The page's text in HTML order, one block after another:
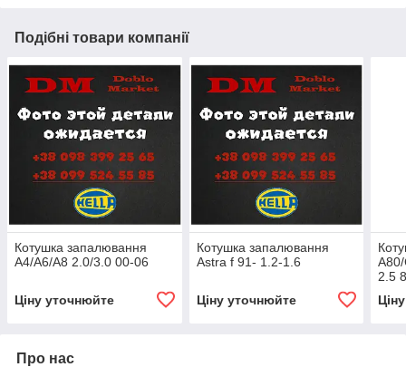
Подібні товари компанії
Котушка запалювання
A4/A6/A8 2.0/3.0 00-06
Ціну уточнюйте
Котушка запалювання
Astra f 91- 1.2-1.6
Ціну уточнюйте
2.5
Про нас